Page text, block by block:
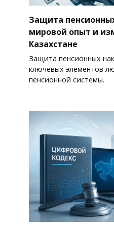
Защита
мировой опыт и
Казахстане
Защита пенсионных
ключевых элементов
пенсионной системы.